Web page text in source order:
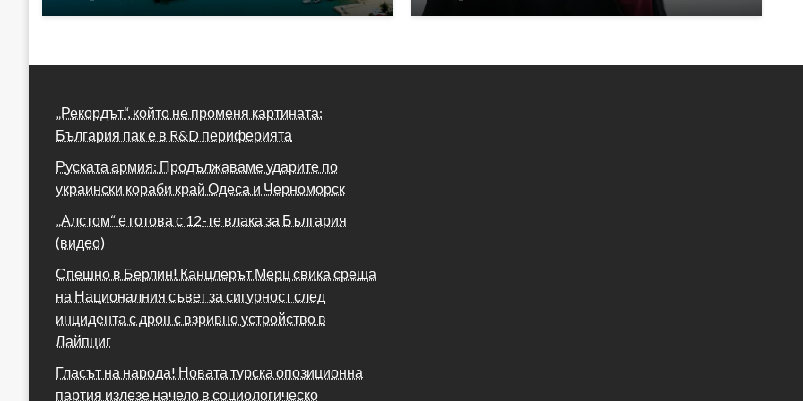
„Рекордът“, който не променя картината:
България пак е в R&D периферията
Руската армия: Продължаваме ударите по
украински кораби край Одеса и Черноморск
„Алстом“ е готова с 12-те влака за България
(видео)
Спешно в Берлин! Канцлерът Мерц свика среща
на Националния съвет за сигурност след
инцидента с дрон с взривно устройство в
Лайпциг
Гласът на народа! Новата турска опозиционна
партия излезе начело в социологическо